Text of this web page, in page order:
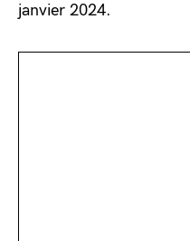
janvier 2024.